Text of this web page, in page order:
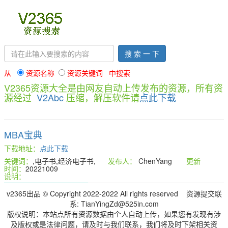
搜 索 一 下
从
资源名称 资源关键词 中搜索
V2365资源大全是由网友自动上传发布的资源，所有资
源经过 V2Abc压缩，解压软件请点此下载
MBA宝典
下载地址： 点此下载
关键词： ,电子书,经济电子书, 发布人： ChenYang 更新
时间： 20221009
说明：
v2365出品 © Copyright 2022-2022 All rights reserved 资源提交联
系: TianYingZd@525in.com
版权说明：本站点所有资源数据由个人自动上传，如果您有发现有涉
及版权或是法律问题，请及时与我们联系，我们将及时下架相关资